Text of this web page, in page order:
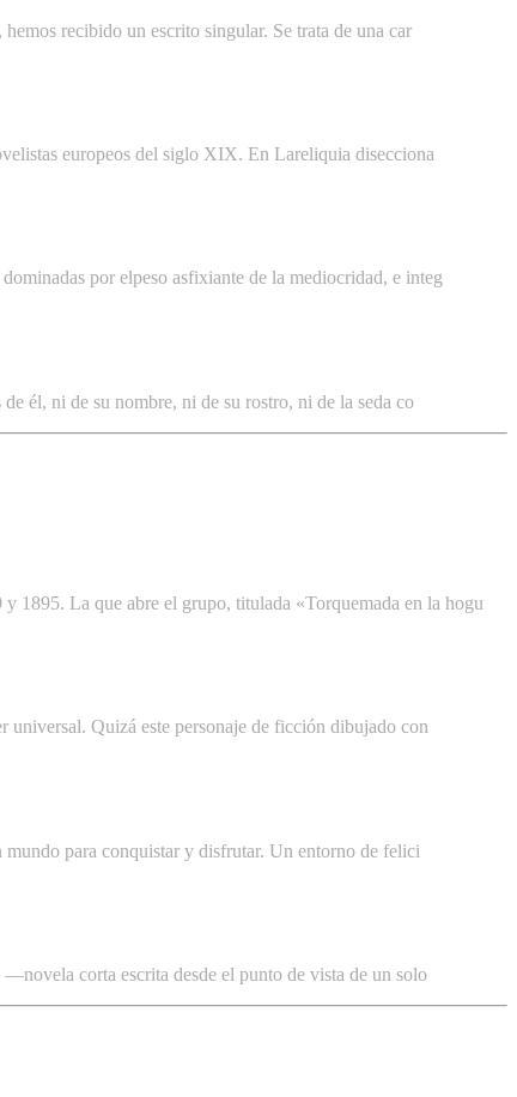
recibido un escrito singular. Se trata de una car
europeos del siglo XIX. En Lareliquia disecciona
por elpeso asfixiante de la mediocridad, e integ
él, ni de su nombre, ni de su rostro, ni de la seda co
1895. La que abre el grupo, titulada «Torquemada en la hogu
universal. Quizá este personaje de ficción dibujado con
para conquistar y disfrutar. Un entorno de felici
corta escrita desde el punto de vista de un solo